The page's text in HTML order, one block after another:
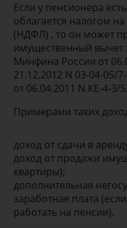
Если у пенсионера
облагается налогом
(НДФЛ) , то он может
имущественный вычет
Минфина России от
21.12.2012 N 03-04-
от 06.04.2011 N КЕ-4-3/
Примерами таких
доход от сдачи в
доход от продажи
квартиры);
дополнительная
заработная плата
работать на пенсии).